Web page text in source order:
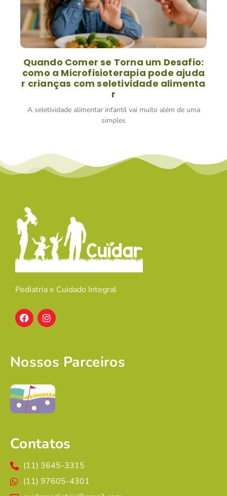
Quando Comer se Torna um Desafio:
como a Microfisioterapia pode ajuda
r crianças com seletividade alimenta
r
A seletividade alimentar infantil vai muito além de uma
simples
Pediatria e Cuidado Integral
Nossos Parceiros
Contatos
(11) 3645-3315
(11) 97605-4301